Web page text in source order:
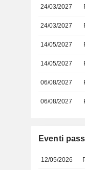
24/03/2027
24/03/2027
14/05/2027
14/05/2027
06/08/2027
06/08/2027
Eventi
12/05/2026